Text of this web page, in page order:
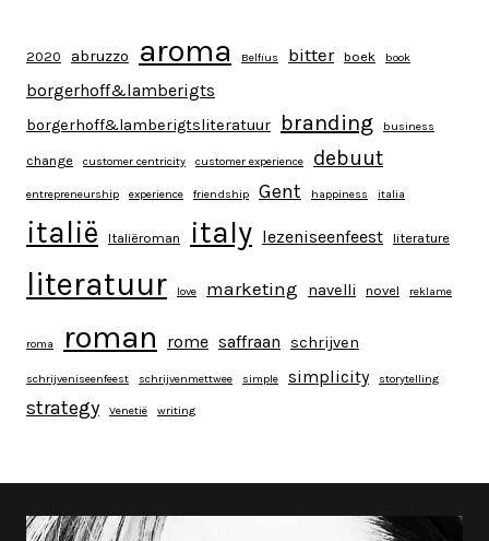
2020 abruzzo aroma Belfius bitter boek book
borgerhoff&lamberigts
borgerhoff&lamberigtsliteratuur branding business
change customer centricity customer experience debuut
entrepreneurship experience friendship Gent happiness italia
italië Italiëroman italy lezeniseenfeest literature
literatuur love marketing navelli novel reklame
roma roman rome saffraan schrijven
schrijveniseenfeest schrijvenmettwee simple simplicity storytelling
strategy Venetië writing